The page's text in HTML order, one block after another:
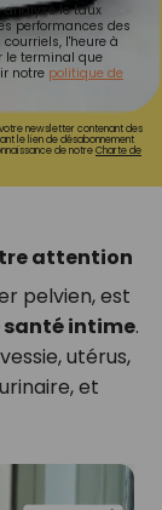
analyse le taux
performances des
l'heure à
le terminal que
notre politique de
newsletter contenant des
le lien de désabonnement
de notreCharte de
attention
pelvien, est
santé intime.
utérus,
et